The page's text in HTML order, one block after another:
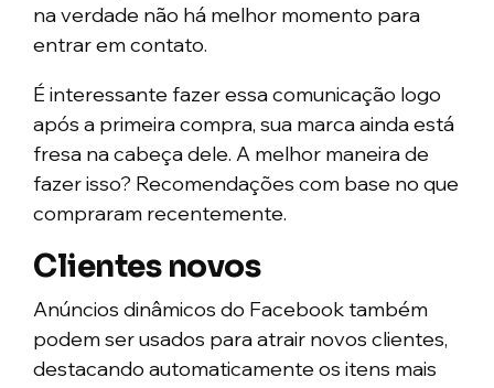
na verdade não há melhor momento para
entrar em contato.
É interessante fazer essa comunicação logo
após a primeira compra, sua marca ainda está
fresa na cabeça dele. A melhor maneira de
fazer isso? Recomendações com base no que
compraram recentemente.
Clientes novos
Anúncios dinâmicos do Facebook também
podem ser usados ​​para atrair novos clientes,
destacando automaticamente os itens mais